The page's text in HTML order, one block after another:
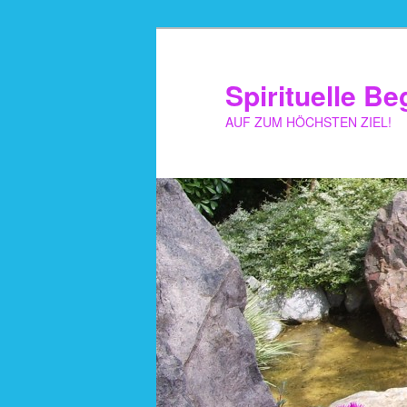
Spirituelle
AUF ZUM HÖCHSTEN ZIEL!